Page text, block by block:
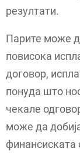
резултати.
Парите може
повисока
договор,
понуда што
чекале
може да
финансиската